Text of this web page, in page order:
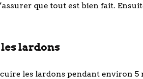
que tout est bien fait.
les lardons
cuire les lardons pendant environ